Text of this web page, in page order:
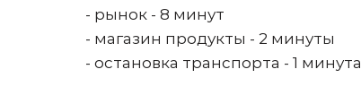
- рынок - 8 минут
- магазин продукты - 2 минуты
- остановка транспорта - 1 минута